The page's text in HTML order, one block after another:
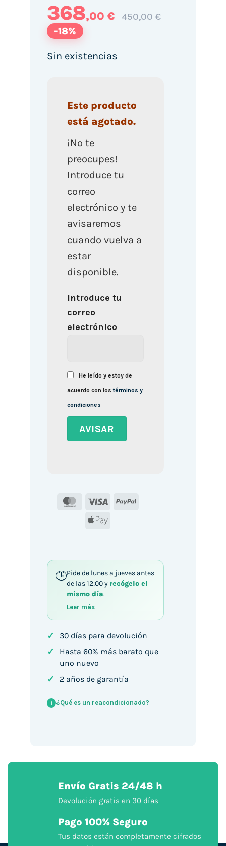
368,00 € 450,00 €
-18%
Sin existencias
Este producto
está agotado.
¡No te
preocupes!
Introduce tu
correo
electrónico y te
avisaremos
cuando vuelva a
estar
disponible.
Introduce tu
correo
electrónico
He leído y estoy de
acuerdo con lostérminos y
condiciones
MasterCard
Visa
PayPal
Apple
Pide de lunes a jueves antes
de las 12:00 y recógelo el
mismo día.
Leer más
✓ 30 días para devolución
✓
Hasta 60% más barato que
uno nuevo
✓ 2 años de garantía
i ¿Qué es un reacondicionado?
Envío Gratis 24/48 h
Devolución gratis en 30 días
Pago 100% Seguro
Tus datos están completamente cifrados